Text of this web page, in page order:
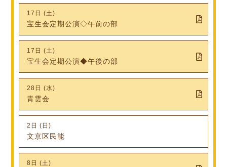
17日 (土)
宝生会定期公演◇午前の部
17日 (土)
宝生会定期公演◆午後の部
28日 (水)
青雲会
2日 (日)
文京区民能
8日 (土)